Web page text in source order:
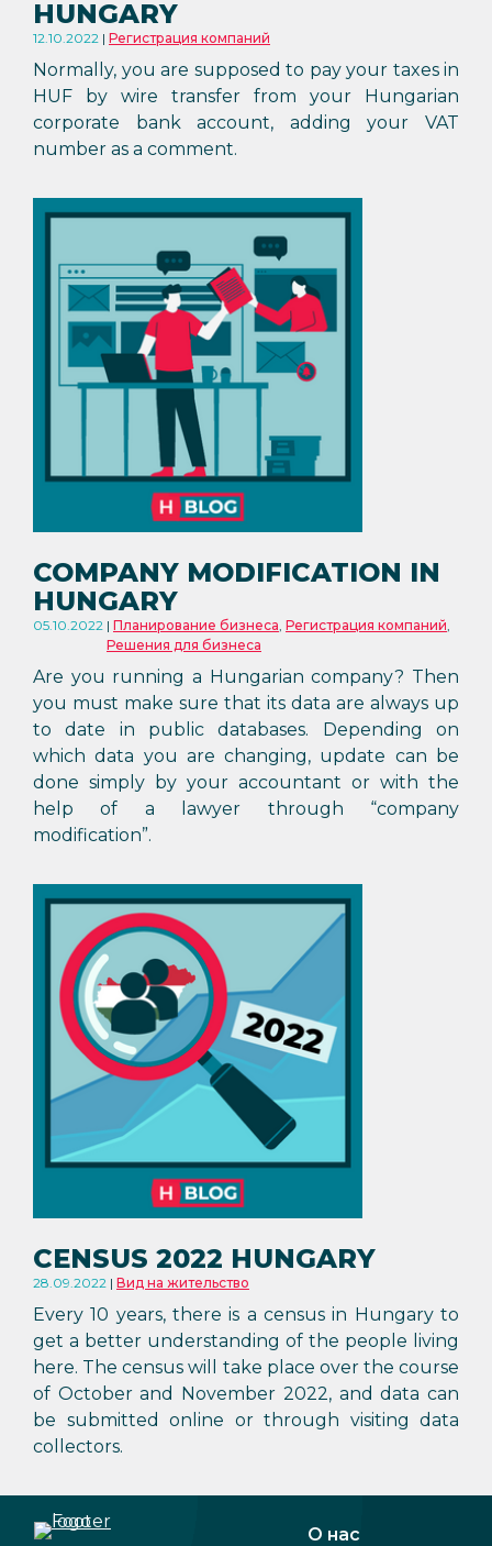
HUNGARY
12.10.2022 Регистрация компаний
Normally, you are supposed to pay your taxes in
HUF by wire transfer from your Hungarian
corporate bank account, adding your VAT
number as a comment.
COMPANY MODIFICATION IN
HUNGARY
05.10.2022 Планирование бизнеса, Регистрация компаний,
Решения для бизнеса
Are you running a Hungarian company? Then
you must make sure that its data are always up
to date in public databases. Depending on
which data you are changing, update can be
done simply by your accountant or with the
help of a lawyer through “company
modification”.
CENSUS 2022 HUNGARY
28.09.2022 Вид на жительство
Every 10 years, there is a census in Hungary to
get a better understanding of the people living
here. The census will take place over the course
of October and November 2022, and data can
be submitted online or through visiting data
collectors.
О нас